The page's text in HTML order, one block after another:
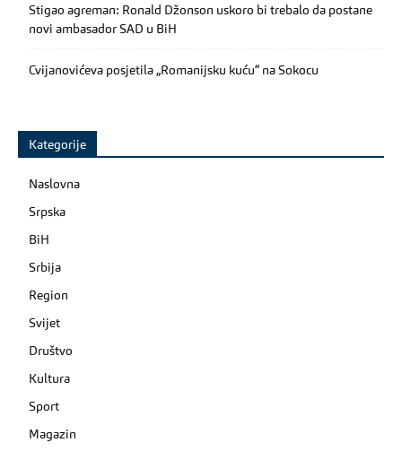
Stigao agreman: Ronald Džonson uskoro bi trebalo da postane
novi ambasador SAD u BiH
Cvijanovićeva posjetila „Romanijsku kuću“ na Sokocu
Kategorije
Naslovna
Srpska
BiH
Srbija
Region
Svijet
Društvo
Kultura
Sport
Magazin